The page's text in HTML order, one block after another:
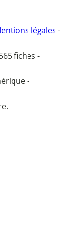
légales -
fiches -
-